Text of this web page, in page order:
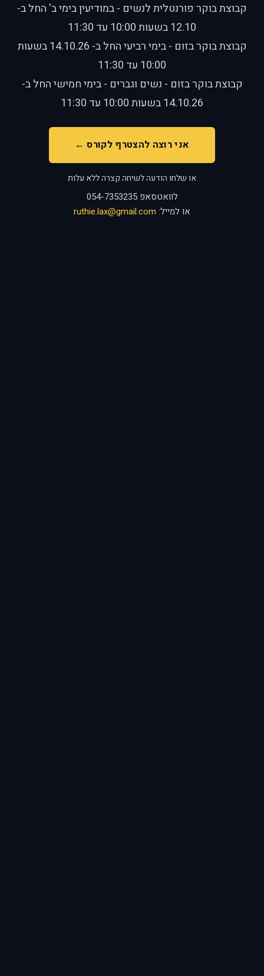
קבוצת בוקר פורנטלית לנשים - במודיעין בימי ב' החל ב-
12.10 בשעות 10:00 עד 11:30
קבוצת בוקר בזום - בימי רביעי החל ב- 14.10.26 בשעות
10:00 עד 11:30
קבוצת בוקר בזום - נשים וגברים - בימי חמישי החל ב-
14.10.26 בשעות 10:00 עד 11:30
אני רוצה להצטרף לקורס ←
או שלחו הודעה לשיחה קצרה ללא עלות
לוואטסאפ 054-7353235
או למייל: ruthie.lax@gmail.com